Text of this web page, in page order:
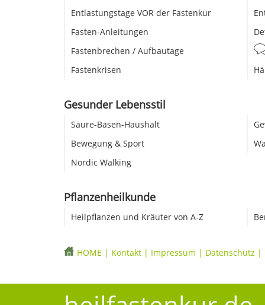
Entlastungstage VOR der Fastenkur
Fasten-Anleitungen
Fastenbrechen / Aufbautage
Fastenkrisen
Gesunder Lebensstil
Säure-Basen-Haushalt
Bewegung & Sport
Nordic Walking
Pflanzenheilkunde
Heilpflanzen und Kräuter von A-Z
HOME | Kontakt| Impressum | Datenschutz |